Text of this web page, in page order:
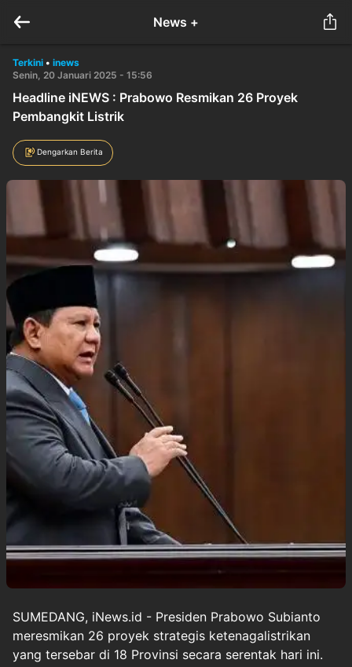
News +
Terkini • inews
Senin, 20 Januari 2025 - 15:56
Headline iNEWS : Prabowo Resmikan 26 Proyek
Pembangkit Listrik
Dengarkan Berita
SUMEDANG, iNews.id - Presiden Prabowo Subianto
meresmikan 26 proyek strategis ketenagalistrikan
yang tersebar di 18 Provinsi secara serentak hari ini.